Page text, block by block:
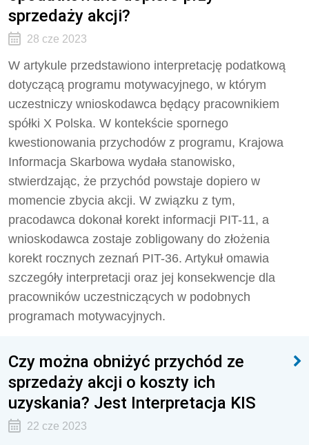
sprzedaży akcji?
28 cze 2023
W artykule przedstawiono interpretację podatkową
dotyczącą programu motywacyjnego, w którym
uczestniczy wnioskodawca będący pracownikiem
spółki X Polska. W kontekście spornego
kwestionowania przychodów z programu, Krajowa
Informacja Skarbowa wydała stanowisko,
stwierdzając, że przychód powstaje dopiero w
momencie zbycia akcji. W związku z tym,
pracodawca dokonał korekt informacji PIT-11, a
wnioskodawca zostaje zobligowany do złożenia
korekt rocznych zeznań PIT-36. Artykuł omawia
szczegóły interpretacji oraz jej konsekwencje dla
pracowników uczestniczących w podobnych
programach motywacyjnych.
Czy można obniżyć przychód ze
sprzedaży akcji o koszty ich
uzyskania? Jest Interpretacja KIS
22 cze 2023